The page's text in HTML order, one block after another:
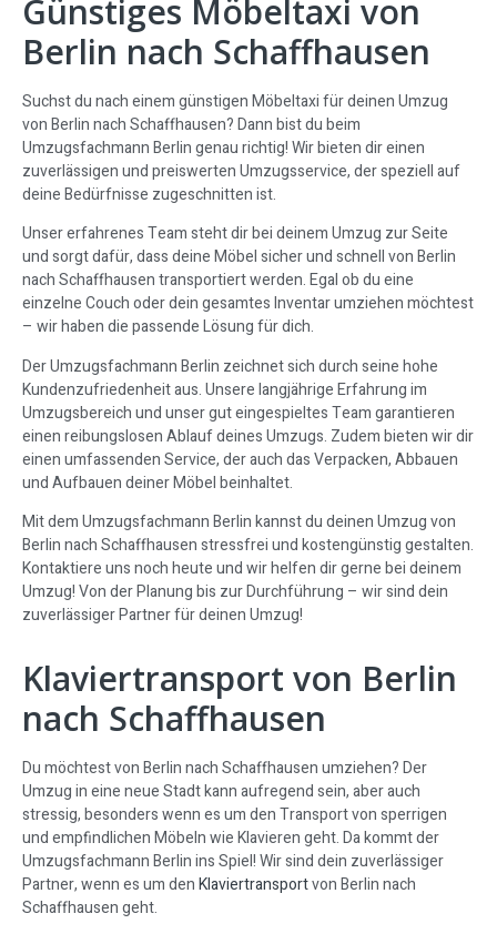
Günstiges Möbeltaxi von
Berlin nach Schaffhausen
Suchst du nach einem günstigen Möbeltaxi für deinen Umzug
von Berlin nach Schaffhausen? Dann bist du beim
Umzugsfachmann Berlin genau richtig! Wir bieten dir einen
zuverlässigen und preiswerten Umzugsservice, der speziell auf
deine Bedürfnisse zugeschnitten ist.
Unser erfahrenes Team steht dir bei deinem Umzug zur Seite
und sorgt dafür, dass deine Möbel sicher und schnell von Berlin
nach Schaffhausen transportiert werden. Egal ob du eine
einzelne Couch oder dein gesamtes Inventar umziehen möchtest
– wir haben die passende Lösung für dich.
Der Umzugsfachmann Berlin zeichnet sich durch seine hohe
Kundenzufriedenheit aus. Unsere langjährige Erfahrung im
Umzugsbereich und unser gut eingespieltes Team garantieren
einen reibungslosen Ablauf deines Umzugs. Zudem bieten wir dir
einen umfassenden Service, der auch das Verpacken, Abbauen
und Aufbauen deiner Möbel beinhaltet.
Mit dem Umzugsfachmann Berlin kannst du deinen Umzug von
Berlin nach Schaffhausen stressfrei und kostengünstig gestalten.
Kontaktiere uns noch heute und wir helfen dir gerne bei deinem
Umzug! Von der Planung bis zur Durchführung – wir sind dein
zuverlässiger Partner für deinen Umzug!
Klaviertransport von Berlin
nach Schaffhausen
Du möchtest von Berlin nach Schaffhausen umziehen? Der
Umzug in eine neue Stadt kann aufregend sein, aber auch
stressig, besonders wenn es um den Transport von sperrigen
und empfindlichen Möbeln wie Klavieren geht. Da kommt der
Umzugsfachmann Berlin ins Spiel! Wir sind dein zuverlässiger
Partner, wenn es um denKlaviertransportvon Berlin nach
Schaffhausen geht.